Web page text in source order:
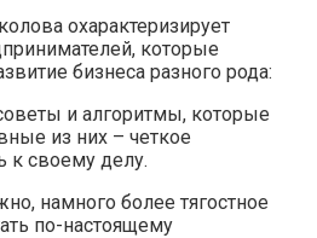
охарактеризирует
которые
бизнеса разного рода:
и алгоритмы, которые
из них – четкое
к своему делу.
намного более тягостное
по-настоящему